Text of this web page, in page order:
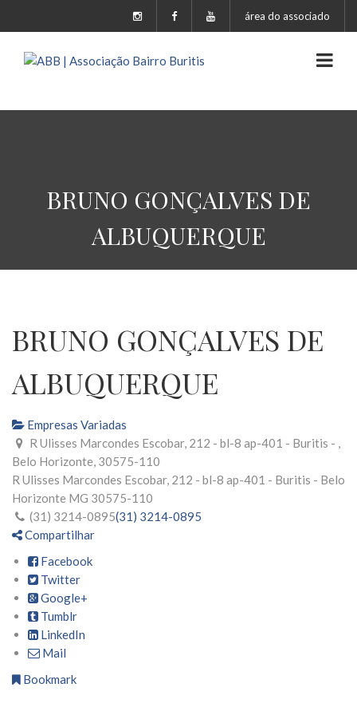
área do associado
BRUNO GONÇALVES DE
ALBUQUERQUE
BRUNO GONÇALVES DE
ALBUQUERQUE
Empresas Variadas
R Ulisses Marcondes Escobar, 212 - bl-8 ap-401 - Buritis - ,
Belo Horizonte, 30575-110
R Ulisses Marcondes Escobar, 212 - bl-8 ap-401 - Buritis - Belo
Horizonte MG 30575-110
(31) 3214-0895(31) 3214-0895
Compartilhar
Facebook
Twitter
Google+
Tumblr
LinkedIn
Mail
Bookmark